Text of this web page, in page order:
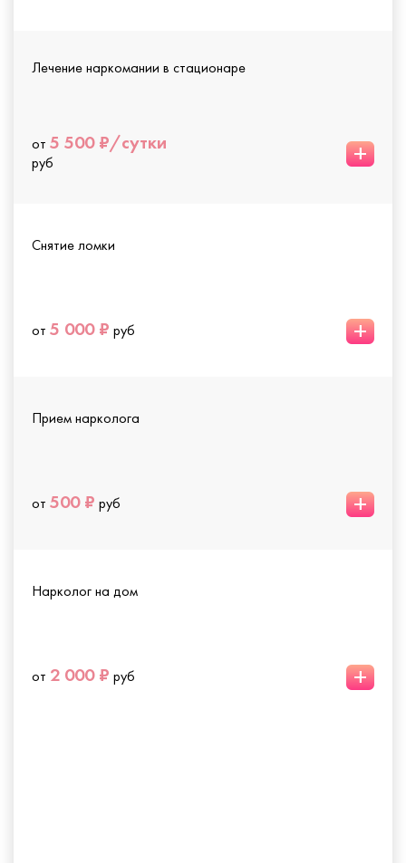
Лечение наркомании в стационаре
от 5 500 ₽/сутки
руб +
Снятие ломки
от 5 000 ₽ руб +
Прием нарколога
от 500 ₽ руб +
Нарколог на дом
от 2 000 ₽ руб +